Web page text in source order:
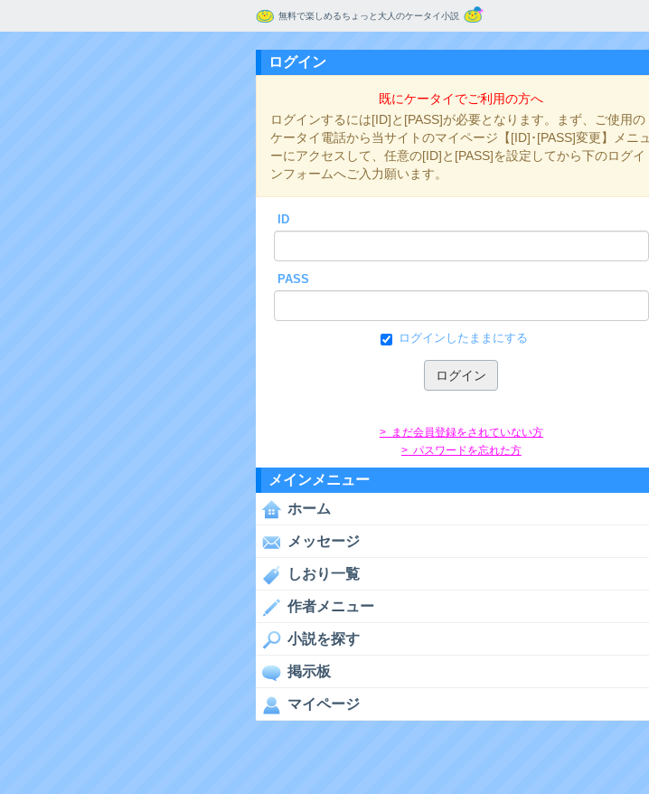
無料で楽しめるちょっと大人のケータイ小説
ログイン
既にケータイでご利用の方へ
ログインするには[ID]と[PASS]が必要となります。まず、ご使用の
ケータイ電話から当サイトのマイページ【[ID]･[PASS]変更】メニュ
ーにアクセスして、任意の[ID]と[PASS]を設定してから下のログイ
ンフォームへご入力願います。
ID
PASS
ログインしたままにする
> まだ会員登録をされていない方
> パスワードを忘れた方
メインメニュー
ホーム
メッセージ
しおり一覧
作者メニュー
小説を探す
掲示板
マイページ